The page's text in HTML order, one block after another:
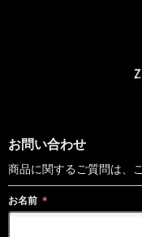
お問い合わせ
商品に関するご質問は、
お名前 ＊